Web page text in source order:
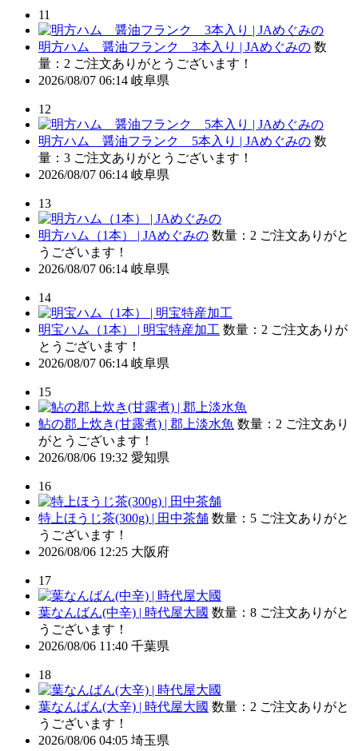
11
明方ハム 醤油フランク 3本入り | JAめぐみの 数
量：2 ご注文ありがとうございます！
2026/08/07 06:14 岐阜県
12
明方ハム 醤油フランク 5本入り | JAめぐみの 数
量：3 ご注文ありがとうございます！
2026/08/07 06:14 岐阜県
13
明方ハム（1本） | JAめぐみの 数量：2 ご注文ありがと
うございます！
2026/08/07 06:14 岐阜県
14
明宝ハム（1本） | 明宝特産加工 数量：2 ご注文ありが
とうございます！
2026/08/07 06:14 岐阜県
15
鮎の郡上炊き(甘露煮) | 郡上淡水魚 数量：2 ご注文あり
がとうございます！
2026/08/06 19:32 愛知県
16
特上ほうじ茶(300g) | 田中茶舗 数量：5 ご注文ありがと
うございます！
2026/08/06 12:25 大阪府
17
葉なんばん(中辛) | 時代屋大國 数量：8 ご注文ありがと
うございます！
2026/08/06 11:40 千葉県
18
葉なんばん(大辛) | 時代屋大國 数量：2 ご注文ありがと
うございます！
2026/08/06 04:05 埼玉県